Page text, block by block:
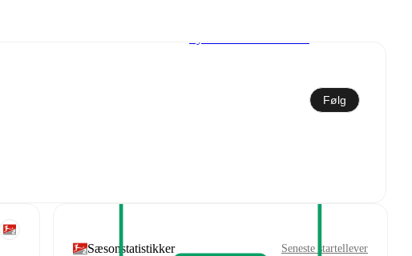
Følg
Sæsonstatistikker Seneste startellever